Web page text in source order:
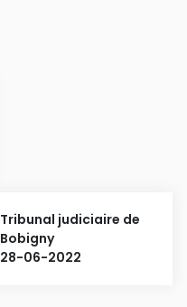
Tribunal judiciaire de
Bobigny
28-06-2022